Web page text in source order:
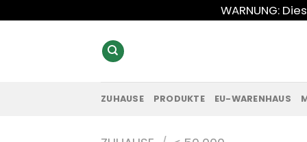
Inhalt
WARNUNG:
ZUHAUSE PRODUKTE EU-WARENHAUS